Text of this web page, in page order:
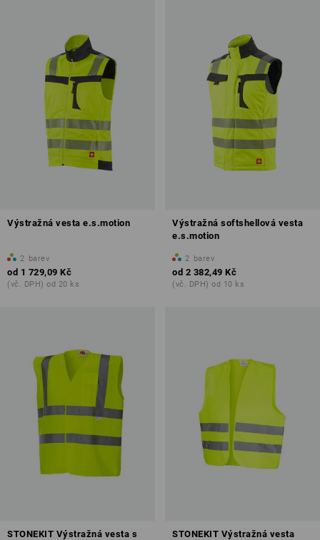
Výstražná vesta e.s.motion
2 barev
od 1 729,09 Kč
(vč. DPH) od 20 ks
Výstražná softshellová vesta
e.s.motion
2 barev
od 2 382,49 Kč
(vč. DPH) od 10 ks
STONEKIT Výstražná vesta s
STONEKIT Výstražná vesta